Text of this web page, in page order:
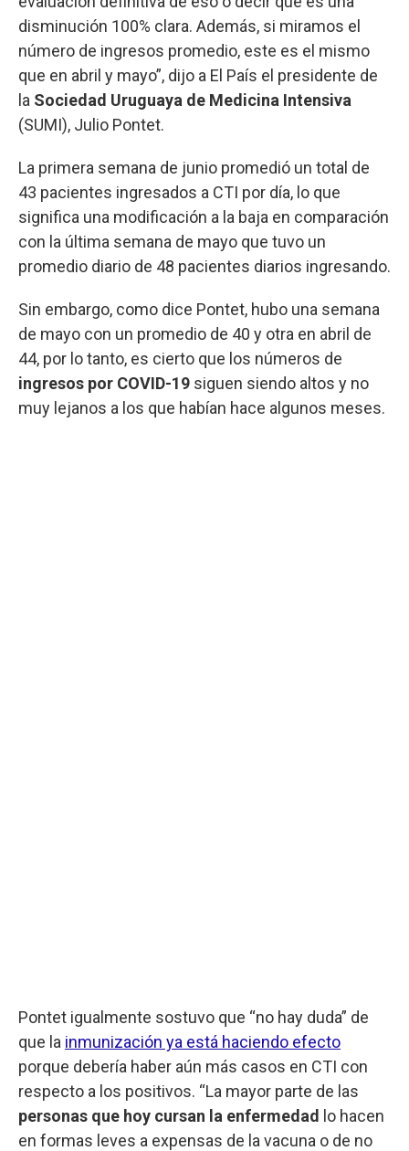
disminución 100% clara. Además, si miramos el
número de ingresos promedio, este es el mismo
que en abril y mayo”, dijo a El País el presidente de
la Sociedad Uruguaya de Medicina Intensiva
(SUMI), Julio Pontet.
La primera semana de junio promedió un total de
43 pacientes ingresados a CTI por día, lo que
significa una modificación a la baja en comparación
con la última semana de mayo que tuvo un
promedio diario de 48 pacientes diarios ingresando.
Sin embargo, como dice Pontet, hubo una semana
de mayo con un promedio de 40 y otra en abril de
44, por lo tanto, es cierto que los números de
ingresos por COVID-19 siguen siendo altos y no
muy lejanos a los que habían hace algunos meses.
Pontet igualmente sostuvo que “no hay duda” de
que la inmunización ya está haciendo efecto
porque debería haber aún más casos en CTI con
respecto a los positivos. “La mayor parte de las
personas que hoy cursan la enfermedad
lo hacen
en formas leves a expensas de la vacuna o de no